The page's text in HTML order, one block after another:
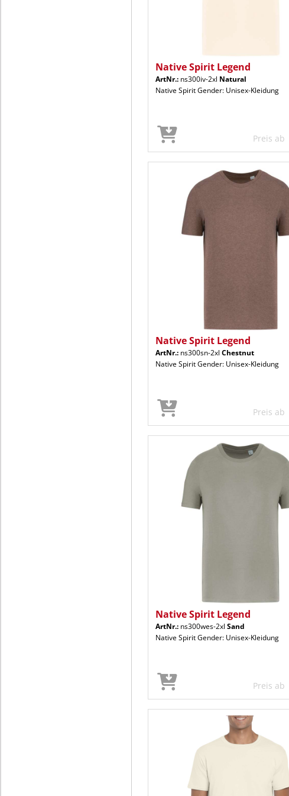
Native Spirit Legend
ArtNr.: ns300iv-2xl Natural
Native Spirit Gender: Unisex-Kleidung
Preis ab
Native Spirit Legend
ArtNr.: ns300sn-2xl Chestnut
Native Spirit Gender: Unisex-Kleidung
Preis ab
Native Spirit Legend
ArtNr.: ns300wes-2xl Sand
Native Spirit Gender: Unisex-Kleidung
Preis ab